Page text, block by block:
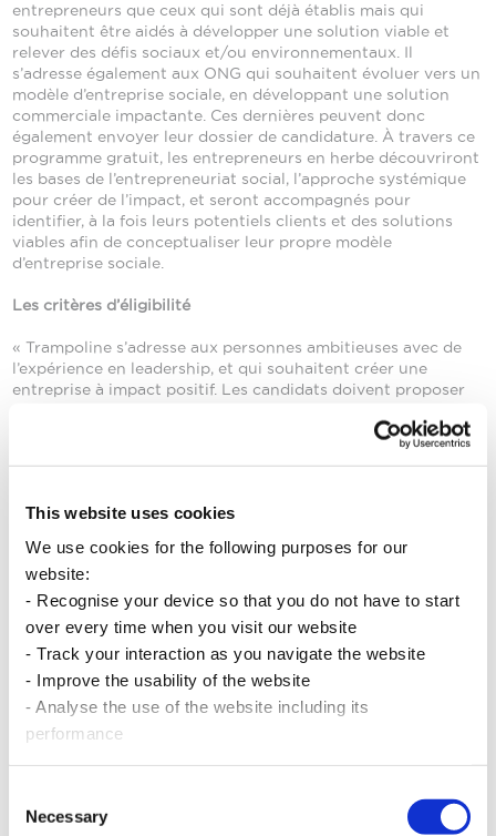
This website uses cookies
We use cookies for the following purposes for our
website:
- Recognise your device so that you do not have to start
over every time when you visit our website
- Track your interaction as you navigate the website
- Improve the usability of the website
- Analyse the use of the website including its
performance
Selection
Necessary
entrepreneurs que ceux qui sont déjà établis mais qui
souhaitent être aidés à développer une solution viable et
relever des défis sociaux et/ou environnementaux. Il
s’adresse également aux ONG qui souhaitent évoluer vers un
modèle d’entreprise sociale, en développant une solution
commerciale impactante. Ces dernières peuvent donc
également envoyer leur dossier de candidature. À travers ce
programme gratuit, les entrepreneurs en herbe découvriront
les bases de l’entrepreneuriat social, l’approche systémique
pour créer de l’impact, et seront accompagnés pour
identifier, à la fois leurs potentiels clients et des solutions
viables afin de conceptualiser leur propre modèle
d’entreprise sociale.
Les critères d’éligibilité
« Trampoline s’adresse aux personnes ambitieuses avec de
l’expérience en leadership, et qui souhaitent créer une
entreprise à impact positif. Les candidats doivent proposer
environnemental, avec un fort impact au niveau local. Ils
s’engagent aussi à consacrer trois heures par semaine au
locaux de Trampoline à Saint-Pierre. A ce stade, Il n’est pas
nous nous engageons à leur offrir un cadre optimal pour leur
permettre de tester et de structurer leurs idées en un projet
d’entreprise sociale qu’ils se sentent confiants de poursuivre
», conclut Sophie Ganachaud.
Pour s’inscrire, les intéressés peuvent visiter notre site web
trampoline.mu
Partager sur